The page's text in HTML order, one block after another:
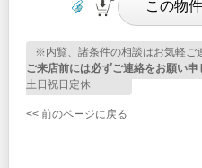
※内覧、諸条件の相談はお気軽ご
ご来店前には必ずご連絡をお願い申
土日祝日定休
<< 前のページに戻る